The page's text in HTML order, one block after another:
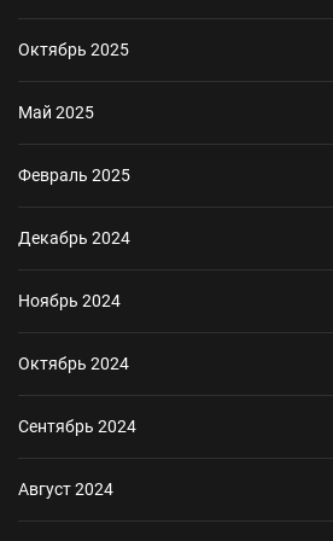
Октябрь 2025
Май 2025
Февраль 2025
Декабрь 2024
Ноябрь 2024
Октябрь 2024
Сентябрь 2024
Август 2024